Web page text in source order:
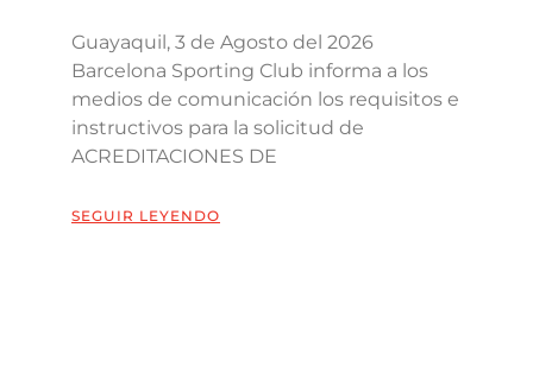
Guayaquil, 3 de Agosto del 2026
Barcelona Sporting Club informa a los
medios de comunicación los requisitos e
instructivos para la solicitud de
ACREDITACIONES DE
SEGUIR LEYENDO